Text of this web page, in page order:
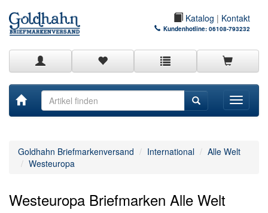
Katalog | Kontakt
Kundenhotline: 06108-793232
Toggle
Goldhahn Briefmarkenversand International
Alle Welt
Westeuropa
Westeuropa Briefmarken Alle Welt